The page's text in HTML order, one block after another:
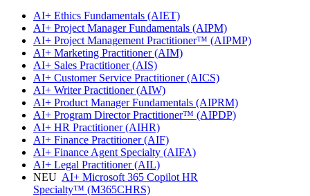
AI+ Ethics Fundamentals (AIET)
AI+ Project Manager Fundamentals (AIPM)
AI+ Project Management Practitioner™ (AIPMP)
AI+ Marketing Practitioner(AIM)
AI+ Sales Practitioner(AIS)
AI+ Customer Service Practitioner(AICS)
AI+ Writer Practitioner(AIW)
AI+ Product Manager Fundamentals (AIPRM)
AI+ Program Director Practitioner™ (AIPDP)
AI+ HR Practitioner(AIHR)
AI+ Finance Practitioner(AIF)
AI+ Finance Agent Specialty (AIFA)
AI+ Legal Practitioner(AIL)
NEU AI+ Microsoft 365 Copilot HR
Specialty™ (M365CHRS)